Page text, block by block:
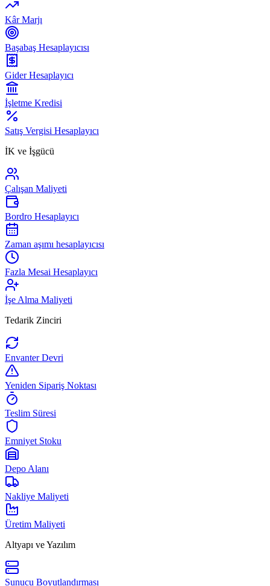
Kâr Marjı
Başabaş Hesaplayıcısı
Gider Hesaplayıcı
İşletme Kredisi
Satış Vergisi Hesaplayıcı
İK ve İşgücü
Çalışan Maliyeti
Bordro Hesaplayıcı
Zaman aşımı hesaplayıcısı
Fazla Mesai Hesaplayıcı
İşe Alma Maliyeti
Tedarik Zinciri
Envanter Devri
Yeniden Sipariş Noktası
Teslim Süresi
Emniyet Stoku
Depo Alanı
Nakliye Maliyeti
Üretim Maliyeti
Altyapı ve Yazılım
Sunucu Boyutlandırması